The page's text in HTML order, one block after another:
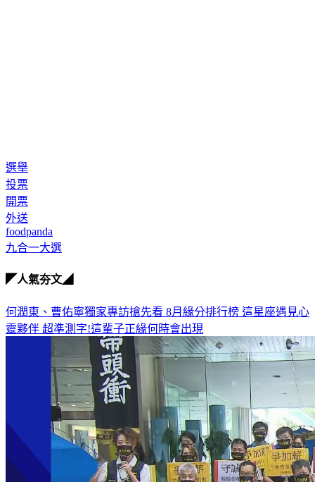
選舉
投票
開票
外送
foodpanda
九合一大選
◤人氣夯文◢
何潤東、曹佑寧獨家專訪搶先看 8月緣分排行榜 這星座遇見心
靈夥伴 超準測字!這輩子正緣何時會出現